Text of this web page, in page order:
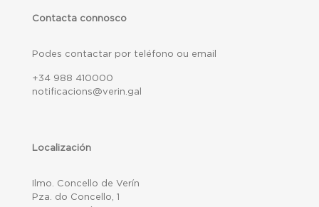
Contacta connosco
Podes contactar por teléfono ou email
+34 988 410000
notificacions@verin.gal
Localización
Ilmo. Concello de Verín
Pza. do Concello, 1